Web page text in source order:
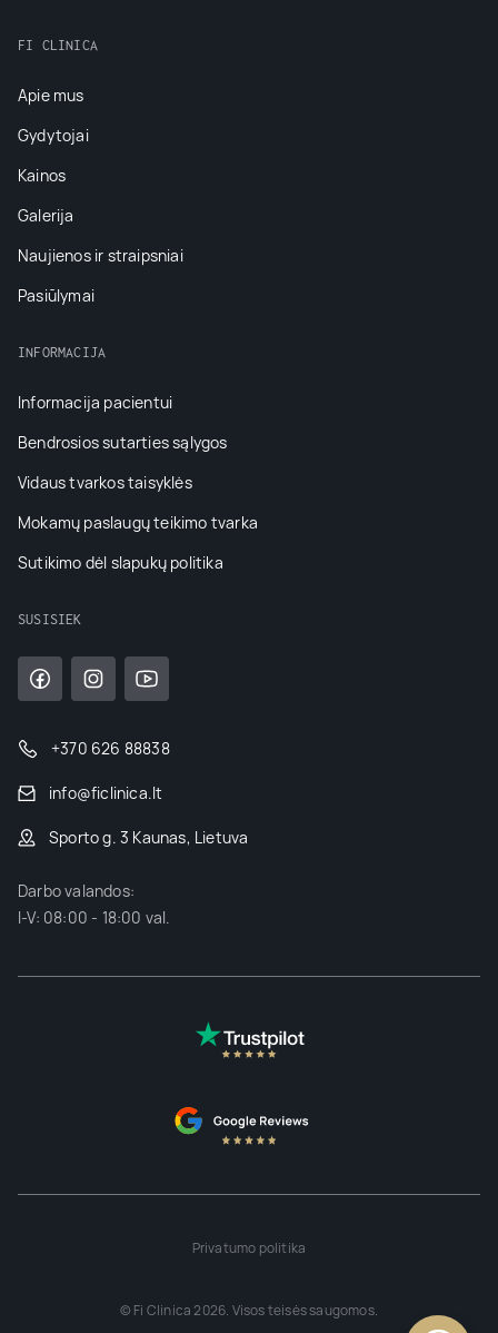
FI CLINICA
Apie mus
Gydytojai
Kainos
Galerija
Naujienos ir straipsniai
Pasiūlymai
INFORMACIJA
Informacija pacientui
Bendrosios sutarties sąlygos
Vidaus tvarkos taisyklės
Mokamų paslaugų teikimo tvarka
Sutikimo dėl slapukų politika
SUSISIEK
+370 626 88838
info@ficlinica.lt
Sporto g. 3 Kaunas, Lietuva
Darbo valandos:
I-V: 08:00 - 18:00 val.
© Fi Clinica 2026. Visos teisės saugomos.
Privatumo politika